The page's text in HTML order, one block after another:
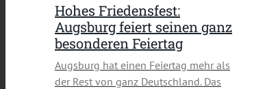
Hohes Friedensfest:
Augsburg feiert seinen ganz
besonderen Feiertag
Augsburg hat einen Feiertag mehr als
der Rest von ganz Deutschland. Das